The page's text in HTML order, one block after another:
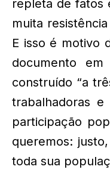
repleta de fatos
muita
E isso é motivo
documento
construído “a
trabalhadoras
participação
queremos:
toda sua